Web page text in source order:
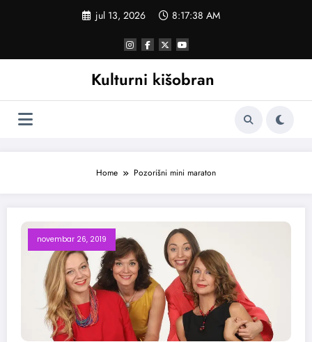
jul 13, 2026 8:17:39 AM
Kulturni kišobran
Home Pozorišni mini maraton
novembar 26, 2019